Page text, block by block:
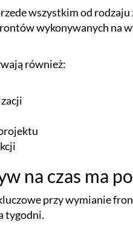
wszystkim od
wykonywanych na
również:
na czas ma
przy wymianie
tygodni.